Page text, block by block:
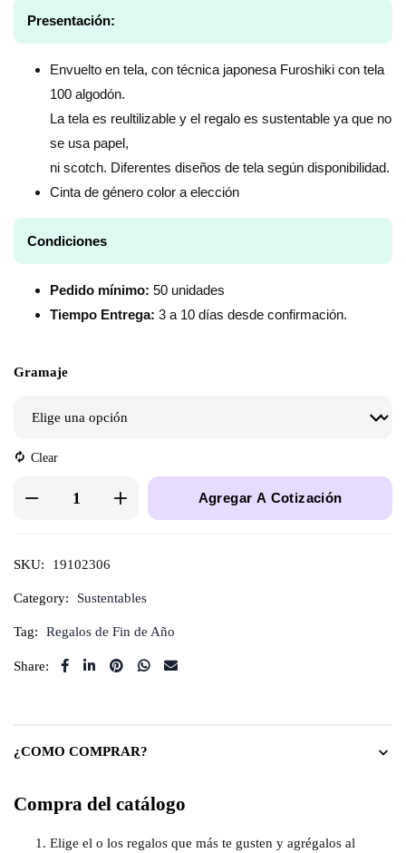
Presentación:
Envuelto en tela, con técnica japonesa Furoshiki con tela
100 algodón.
La tela es reultilizable y el regalo es sustentable ya que no
se usa papel,
ni scotch. Diferentes diseños de tela según disponibilidad.
Cinta de género color a elección
Condiciones
Pedido mínimo: 50 unidades
Tiempo Entrega: 3 a 10 días desde confirmación.
Gramaje
Clear
Agregar A Cotización
SKU: 19102306
Category: Sustentables
Tag: Regalos de Fin de Año
Share:
¿COMO COMPRAR?
Compra del catálogo
Elige el o los regalos que más te gusten y agrégalos al